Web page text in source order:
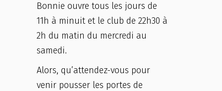
Bonnie ouvre tous les jours de
11h à minuit et le club de 22h30 à
2h du matin du mercredi au
samedi.
Alors, qu’attendez-vous pour
venir pousser les portes de